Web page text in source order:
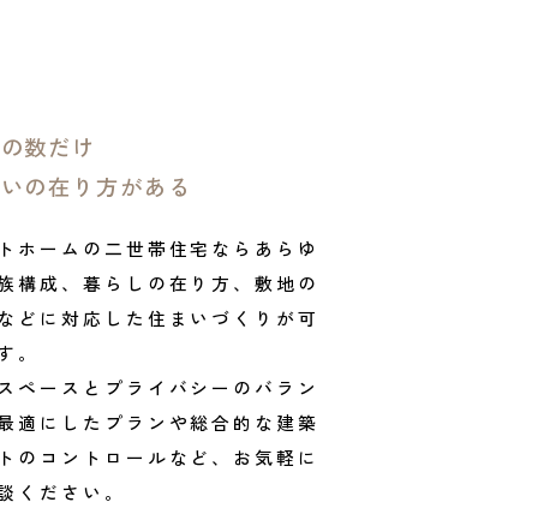
数だけ
の在り方がある
ホームの二世帯住宅ならあらゆ
構成、暮らしの在り方、敷地の
どに対応した住まいづくりが可
。
ペースとプライバシーのバラン
適にしたプランや総合的な建築
のコントロールなど、お気軽に
ください。